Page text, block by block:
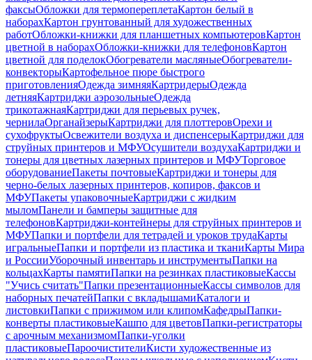
факсыОбложки для термопереплетаКартон белый в
наборахКартон грунтованный для художественных
работОбложки-книжки для планшетных компьютеровКартон
цветной в наборахОбложки-книжки для телефоновКартон
цветной для поделокОбогреватели масляныеОбогреватели-
конвекторыКартофельное пюре быстрого
приготовленияОдежда зимняяКартридерыОдежда
летняяКартриджи аэрозольныеОдежда
трикотажнаяКартриджи для перьевых ручек,
чернилаОрганайзерыКартриджи для плоттеровОрехи и
сухофруктыОсвежители воздуха и диспенсерыКартриджи для
струйных принтеров и МФУОсушители воздухаКартриджи и
тонеры для цветных лазерных принтеров и МФУТорговое
оборудованиеПакеты почтовыеКартриджи и тонеры для
черно-белых лазерных принтеров, копиров, факсов и
МФУПакеты упаковочныеКартриджи с жидким
мыломПанели и бамперы защитные для
телефоновКартриджи-контейнеры для струйных принтеров и
МФУПапки и портфели для тетрадей и уроков трудаКарты
игральныеПапки и портфели из пластика и тканиКарты Мира
и РоссииУборочный инвентарь и инструментыПапки на
кольцахКарты памятиПапки на резинках пластиковыеКассы
"Учись считать"Папки презентационныеКассы символов для
наборных печатейПапки с вкладышамиКаталоги и
листовкиПапки с прижимом или клипомКафедрыПапки-
конверты пластиковыеКашпо для цветовПапки-регистраторы
с арочным механизмомПапки-уголки
пластиковыеПароочистителиКисти художественные из